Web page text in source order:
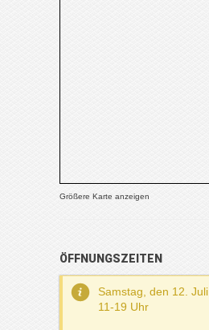
Größere Karte anzeigen
ÖFFNUNGSZEITEN
Samstag, den 12. Juli
11-19 Uhr